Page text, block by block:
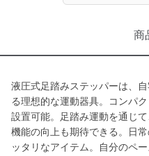
商
液圧式足踏みステッパーは、
る理想的な運動器具。コンパ
設置可能。足踏み運動を通じ
機能の向上も期待できる。日
ッタリなアイテム。自分のペ